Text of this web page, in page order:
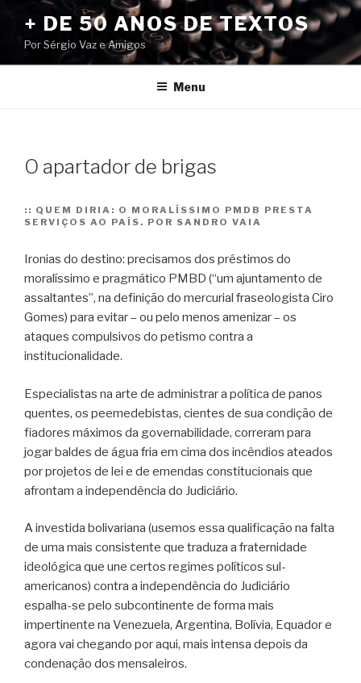
conteúdo
+ DE 50 ANOS DE TEXTOS
Por Sérgio Vaz e Amigos
Menu
O apartador de brigas
:: QUEM DIRIA: O MORALÍSSIMO PMDB PRESTA
SERVIÇOS AO PAÍS. POR SANDRO VAIA
Ironias do destino: precisamos dos préstimos do
moralíssimo e pragmático PMBD (“um ajuntamento de
assaltantes”, na definição do mercurial fraseologista Ciro
Gomes) para evitar – ou pelo menos amenizar – os
ataques compulsivos do petismo contra a
institucionalidade.
Especialistas na arte de administrar a política de panos
quentes, os peemedebistas, cientes de sua condição de
fiadores máximos da governabilidade, correram para
jogar baldes de água fria em cima dos incêndios ateados
por projetos de lei e de emendas constitucionais que
afrontam a independência do Judiciário.
A investida bolivariana (usemos essa qualificação na falta
de uma mais consistente que traduza a fraternidade
ideológica que une certos regimes políticos sul-
americanos) contra a independência do Judiciário
espalha-se pelo subcontinente de forma mais
impertinente na Venezuela, Argentina, Bolívia, Equador e
agora vai chegando por aqui, mais intensa depois da
condenação dos mensaleiros.